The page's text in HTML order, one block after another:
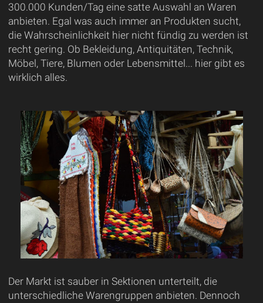
300.000 Kunden/Tag eine satte Auswahl an Waren
anbieten. Egal was auch immer an Produkten sucht,
die Wahrscheinlichkeit hier nicht fündig zu werden ist
recht gering. Ob Bekleidung, Antiquitäten, Technik,
Möbel, Tiere, Blumen oder Lebensmittel... hier gibt es
wirklich alles.
Der Markt ist sauber in Sektionen unterteilt, die
unterschiedliche Warengruppen anbieten. Dennoch